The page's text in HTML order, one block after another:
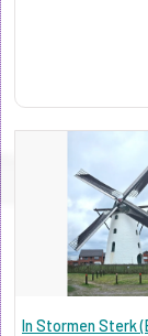
In Stormen Sterk